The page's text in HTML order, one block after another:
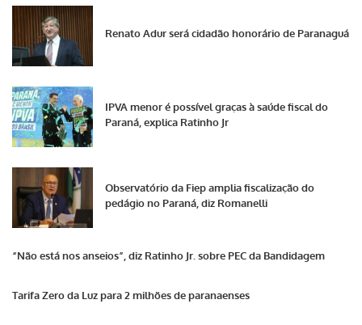
Renato Adur será cidadão honorário de Paranaguá
IPVA menor é possível graças à saúde fiscal do
Paraná, explica Ratinho Jr
Observatório da Fiep amplia fiscalização do
pedágio no Paraná, diz Romanelli
“Não está nos anseios”, diz Ratinho Jr. sobre PEC da Bandidagem
Tarifa Zero da Luz para 2 milhões de paranaenses